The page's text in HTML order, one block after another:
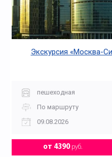
Экскурсия «Москва-
пешеходная
По маршруту
09.08.2026
от 4390руб.